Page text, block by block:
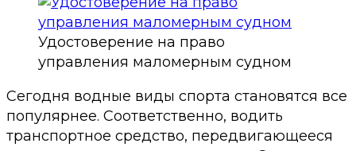
Удостоверение на право
управления маломерным судном
Сегодня водные виды спорта становятся все
популярнее. Соответственно, водить
транспортное средство, передвигающееся